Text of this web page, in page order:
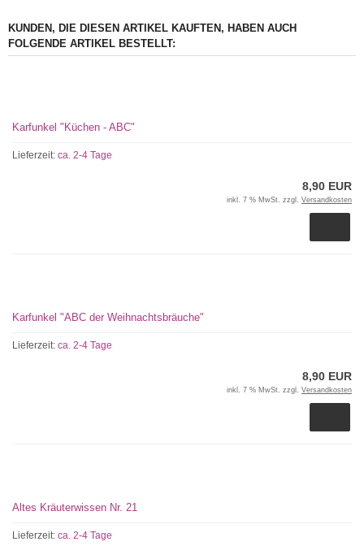
KUNDEN, DIE DIESEN ARTIKEL KAUFTEN, HABEN AUCH
FOLGENDE ARTIKEL BESTELLT:
Karfunkel "Küchen - ABC"
Lieferzeit: ca. 2-4 Tage
8,90 EUR
inkl. 7 % MwSt. zzgl. Versandkosten
Karfunkel "ABC der Weihnachtsbräuche"
Lieferzeit: ca. 2-4 Tage
8,90 EUR
inkl. 7 % MwSt. zzgl. Versandkosten
Altes Kräuterwissen Nr. 21
Lieferzeit: ca. 2-4 Tage